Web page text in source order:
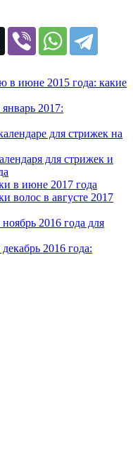
в июне 2015 года: какие
2017:
для стрижек на
для стрижек и
в июне 2017 года
волос в августе 2017
2016 года для
2016 года: